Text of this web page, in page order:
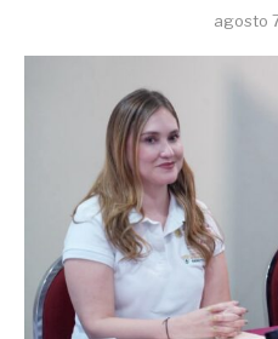
agosto